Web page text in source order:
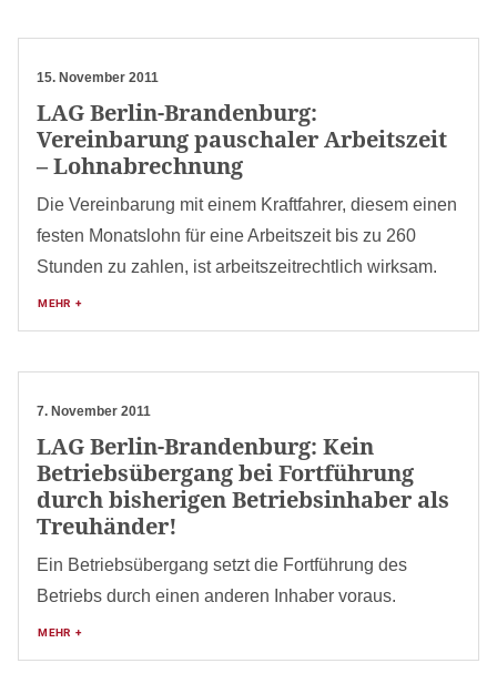
15. November 2011
LAG Berlin-Brandenburg:
Vereinbarung pauschaler Arbeitszeit
– Lohnabrechnung
Die Vereinbarung mit einem Kraftfahrer, diesem einen
festen Monatslohn für eine Arbeitszeit bis zu 260
Stunden zu zahlen, ist arbeitszeitrechtlich wirksam.
MEHR +
7. November 2011
LAG Berlin-Brandenburg: Kein
Betriebsübergang bei Fortführung
durch bisherigen Betriebsinhaber als
Treuhänder!
Ein Betriebsübergang setzt die Fortführung des
Betriebs durch einen anderen Inhaber voraus.
MEHR +